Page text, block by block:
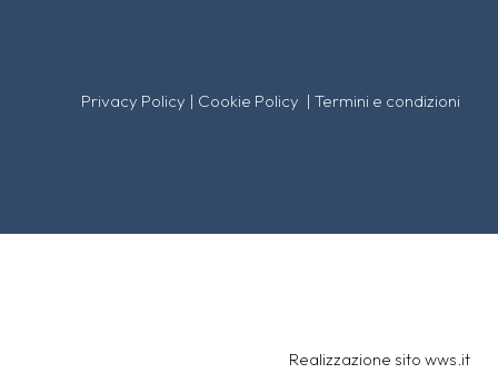
Privacy Policy | Cookie Policy |Termini e condizioni
Realizzazione sito wws.it